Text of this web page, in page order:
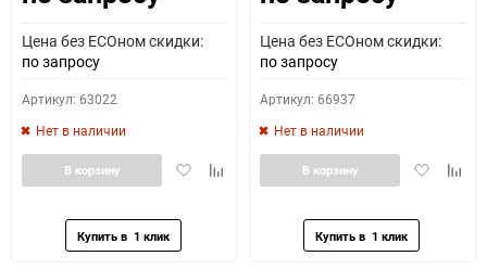
Цена без ECOном скидки:
по запросу
Артикул: 63022
Нет в наличии
ДобавитьДобавить
В корзину
Цена без ECOном скидки:
по запросу
Артикул: 66937
Нет в наличии
Добавить
В корзину